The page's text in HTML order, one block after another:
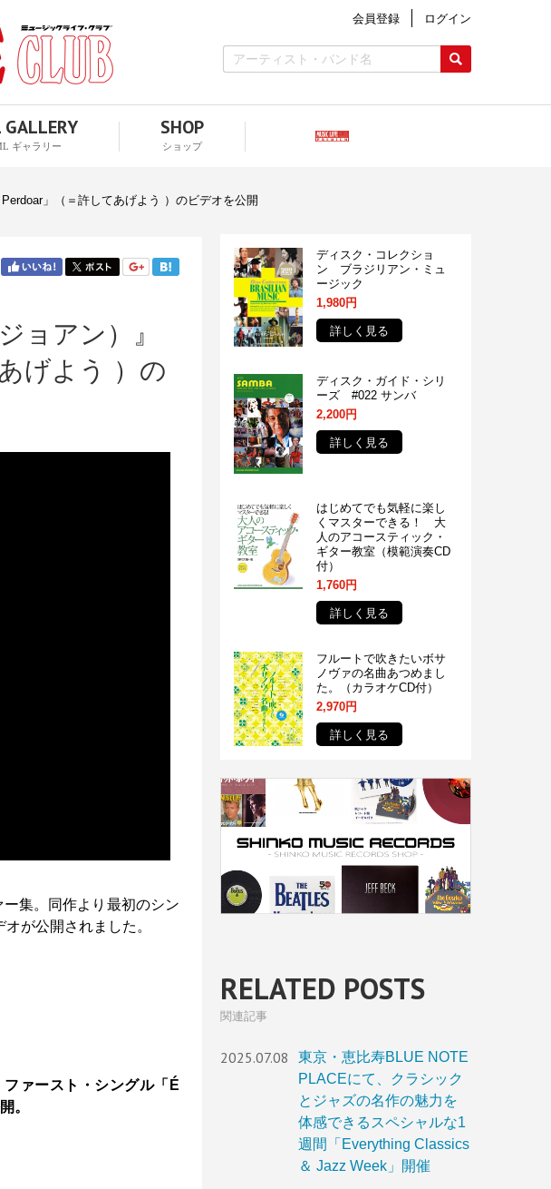
会員登録 ログイン
GALLERY
ギャラリー
SHOP
ショップ
」（＝許してあげよう ）のビデオを公開
ョアン）』
げよう ）の
集。同作より最初のシン
が公開されました。
ァースト・シングル「É
。
ディスク・コレクショ
ン ブラジリアン・ミュ
ージック
1,980円
詳しく見る
ディスク・ガイド・シリ
ーズ #022 サンバ
2,200円
詳しく見る
はじめてでも気軽に楽し
くマスターできる！ 大
人のアコースティック・
ギター教室（模範演奏CD
付）
1,760円
詳しく見る
フルートで吹きたいボサ
ノヴァの名曲あつめまし
た。（カラオケCD付）
2,970円
詳しく見る
RELATED POSTS
関連記事
2025.07.08
東京・恵比寿BLUE NOTE
PLACEにて、クラシック
とジャズの名作の魅力を
体感できるスペシャルな1
週間「Everything Classics
＆ Jazz Week」開催